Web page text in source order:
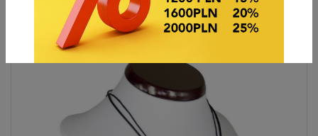
Strona główna OKAZJE CENOWE BIŻUTERIA